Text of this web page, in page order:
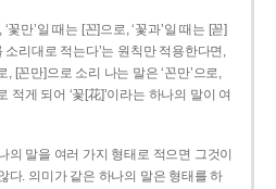
꽃만’일 때는 [꼰]으로, ‘꽃과’일 때는 [꼳]
소리대로 적는다’는 원칙만 적용한다면,
, [꼰만]으로 소리 나는 말은 ‘꼰만’으로,
적게 되어 ‘꽃[花]’이라는 하나의 말이 여
의 말을 여러 가지 형태로 적으면 그것이
다. 의미가 같은 하나의 말은 형태를 하